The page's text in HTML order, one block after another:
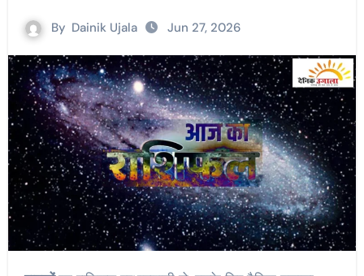
By Dainik Ujala Jun 27, 2026